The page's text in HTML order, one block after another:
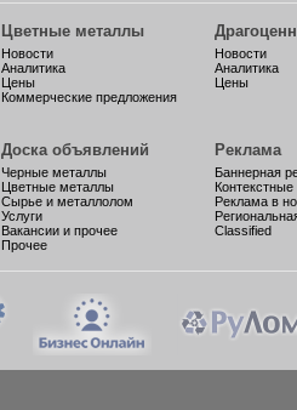
Цветные металлы
Новости
Аналитика
Цены
Коммерческие предложения
Новости
Аналитика
Цены
Доска объявлений
Черные металлы
Цветные металлы
Сырье и металлолом
Услуги
Вакансии и прочее
Прочее
Реклама
Баннерная
Реклама в
Classified